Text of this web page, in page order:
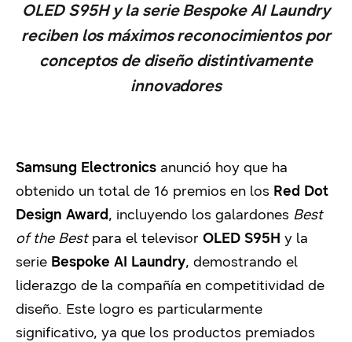
OLED S95H y la serie Bespoke AI Laundry
reciben los máximos reconocimientos por
conceptos de diseño distintivamente
innovadores
Samsung Electronics anunció hoy que ha
obtenido un total de 16 premios en los Red Dot
Design Award, incluyendo los galardones Best
of the Bestpara el televisor OLED S95H y la
serie Bespoke AI Laundry, demostrando el
liderazgo de la compañía en competitividad de
diseño. Este logro es particularmente
significativo, ya que los productos premiados